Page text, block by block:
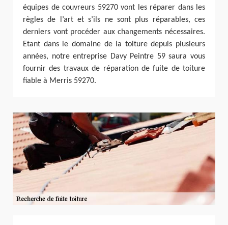
équipes de couvreurs 59270 vont les réparer dans les
règles de l’art et s’ils ne sont plus réparables, ces
derniers vont procéder aux changements nécessaires.
Etant dans le domaine de la toiture depuis plusieurs
années, notre entreprise Davy Peintre 59 saura vous
fournir des travaux de réparation de fuite de toiture
fiable à Merris 59270.